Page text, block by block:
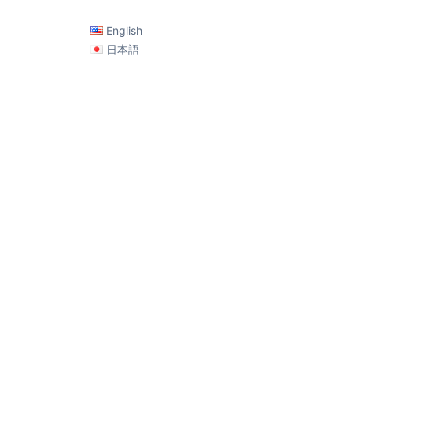
English
日本語